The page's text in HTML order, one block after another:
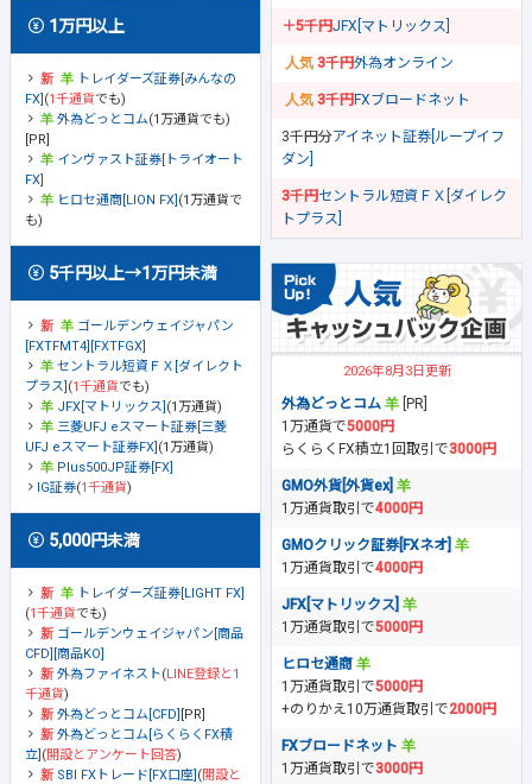
1万円以上
トレイダーズ証券[みんなの
FX] (1千通貨でも)
外為どっとコム(1万通貨でも)
[PR]
インヴァスト証券[トライオート
FX]
ヒロセ通商[LION FX] (1万通貨で
も)
5千円以上→1万円未満
ゴールデンウェイジャパン
[FXTFMT4][FXTFGX]
セントラル短資ＦＸ[ダイレクト
プラス] (1千通貨でも)
JFX[マトリックス] (1万通貨)
三菱UFJ eスマート証券[三菱
UFJ eスマート証券FX] (1万通貨)
Plus500JP証券[FX]
IG証券(1千通貨)
5,000円未満
トレイダーズ証券[LIGHT FX]
(1千通貨でも)
ゴールデンウェイジャパン[商品
CFD][商品KO]
外為ファイネスト(LINE登録と1
千通貨)
外為どっとコム[CFD] [PR]
外為どっとコム[らくらくFX積
立] (開設とアンケート回答)
SBI FXトレード[FX口座] (開設と
＋5千円JFX[マトリックス]
3千円外為オンライン
3千円FXブロードネット
3千円分アイネット証券[ループイフ
ダン]
3千円セントラル短資ＦＸ[ダイレク
トプラス]
2026年8月3日更新
外為どっとコム
[PR]
1万通貨で5000円
らくらくFX積立1回取引で3000円
GMO外貨[外貨ex]
1万通貨取引で4000円
GMOクリック証券[FXネオ]
1万通貨取引で4000円
JFX[マトリックス]
1万通貨取引で5000円
ヒロセ通商
1万通貨取引で5000円
+のりかえ10万通貨取引で2000円
FXブロードネット
1万通貨取引で3000円